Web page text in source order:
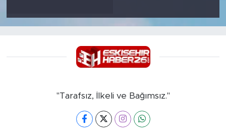
"Tarafsız, İlkeli ve Bağımsız."